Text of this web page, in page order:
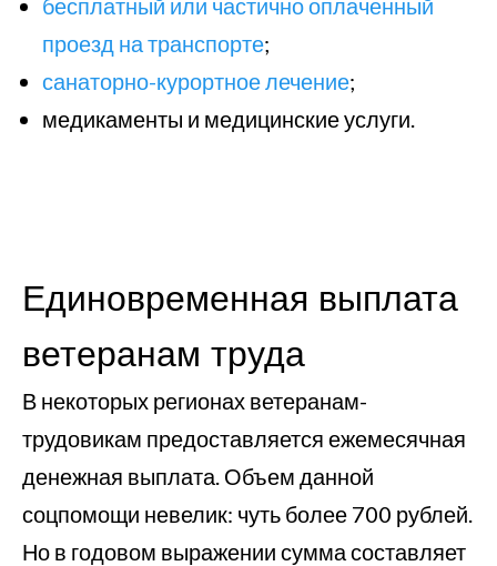
бесплатный или частично оплаченный
проезд на транспорте;
санаторно-курортное лечение;
медикаменты и медицинские услуги.
Единовременная выплата
ветеранам труда
В некоторых регионах ветеранам-
трудовикам предоставляется ежемесячная
денежная выплата. Объем данной
соцпомощи невелик: чуть более 700 рублей.
Но в годовом выражении сумма составляет